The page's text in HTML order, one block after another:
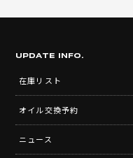
UPDATE INFO.
在庫リスト
オイル交換予約
ニュース